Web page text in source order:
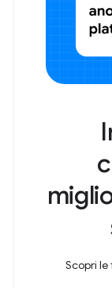
Scopri